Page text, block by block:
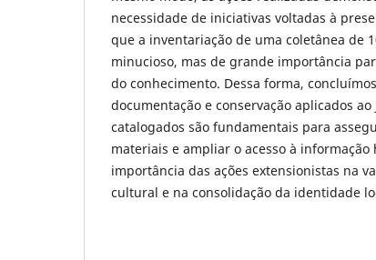
necessidade de iniciativas voltadas à
que a inventariação de uma coletânea de
minucioso, mas de grande importância
do conhecimento. Dessa forma,
documentação e conservação aplicados
catalogados são fundamentais para
materiais e ampliar o acesso à
importância das ações extensionistas na
cultural e na consolidação da identidade